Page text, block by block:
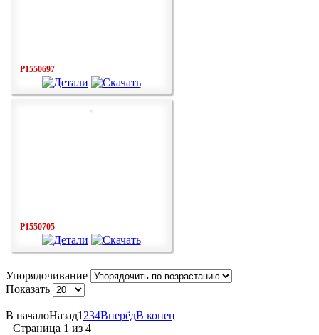
P1550697
P1550705
Упорядочивание
Показать
В началоНазад1 234ВперёдВ конец
Страница 1 из 4